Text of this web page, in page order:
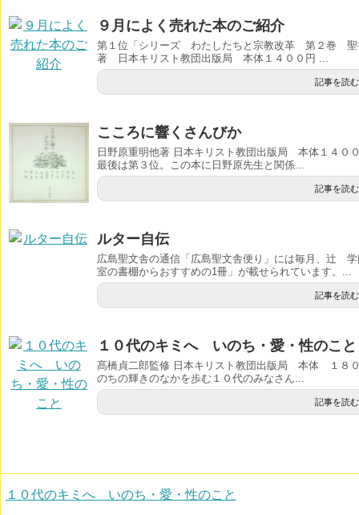
９月によく売れた本のご紹介
第１位「シリーズ わたしたちと宗教改革 第２巻 聖
著 日本キリスト教団出版局 本体１４００円 ...
記事を読む
こころに響くさんびか
日野原重明他著 日本キリスト教団出版局 本体１４０
最後は第３位。この本に日野原先生と関係...
記事を読む
ルター自伝
広島聖文舎の通信「広島聖文舎便り」には毎月、辻
室の書棚からおすすめの1冊」が載せられています。...
記事を読む
１０代のキミへ いのち・愛・性のこと
髙橋貞二郎監修 日本キリスト教団出版局 本体 １８
のちの輝きのなかを歩む１０代のみなさん...
記事を読む
１０代のキミへ いのち・愛・性のこと